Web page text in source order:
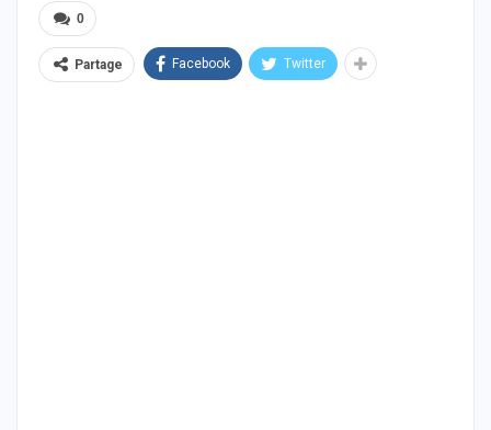
0
Partage Facebook Twitter